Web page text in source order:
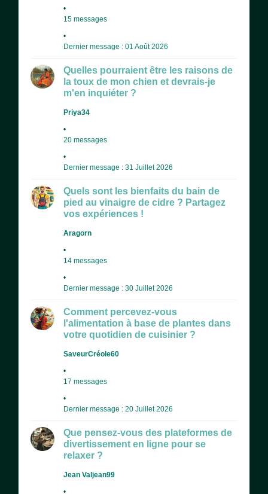
15 messages
Dernier message : 01 Août 2026
Quelles pourraient être les raisons de
la toux de mon chien et devrais-je
m'en inquiéter ?
Priya34
20 messages
Dernier message : 31 Juillet 2026
Quels sont les bienfaits du bain de
pied au vinaigre de cidre ? Partagez
vos expériences !
Aragorn
14 messages
Dernier message : 30 Juillet 2026
Comment percevez-vous
l'alimentation à base de plantes dans
votre quotidien de cuisinier ?
SaveurCréole60
17 messages
Dernier message : 20 Juillet 2026
Que pensez-vous des plateformes de
divertissement en ligne pour se
relaxer ?
Jean Valjean99